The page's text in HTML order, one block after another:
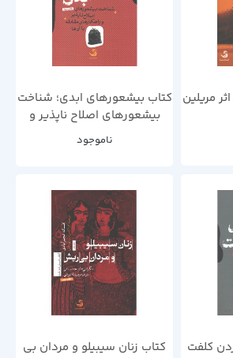
مریلین
کتاب بیشعورهای ابدی؛ شناخت
بیشعورهای اصلاح ناپذیر و
راهکارهای مقابله با آن ها اثر
خاویر کرمنت
ناموجود
کلفت
کتاب زنان سیبیلو و مردان بی